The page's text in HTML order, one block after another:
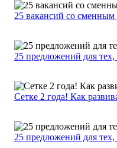
25 вакансий со сменным
25 предложений для
Сетке 2 года! Как
25 предложений для